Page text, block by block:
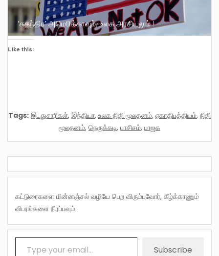
‘சுதந்திர’ அமெரிக்காவும், உலக அரசியலும் !
Like this:
Tags: இடதுசாரிகள், இந்தியா, உலக நிதி மூலதனம், ஏகாதிபத்தியம், நிதி
மூலதனம், நெருக்கடி, பாசிசம், பாஜக
கட்டுரைகளை மின்னஞ்சல் வழியே பெற விரும்புவோர், கீழ்க்காணும்
விபரங்களை நிரப்பவும்.
Type your email…
Subscribe